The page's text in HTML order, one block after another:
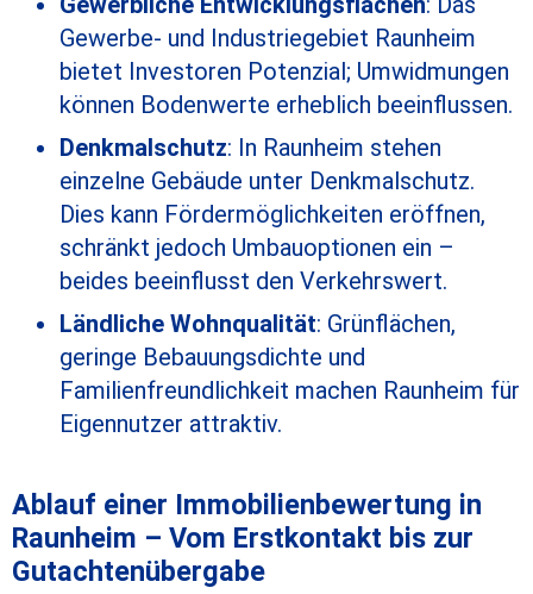
Gewerbe- und Industriegebiet Raunheim
bietet Investoren Potenzial; Umwidmungen
können Bodenwerte erheblich beeinflussen.
Denkmalschutz: In Raunheim stehen
einzelne Gebäude unter Denkmalschutz.
Dies kann Fördermöglichkeiten eröffnen,
schränkt jedoch Umbauoptionen ein –
beides beeinflusst den Verkehrswert.
Ländliche Wohnqualität: Grünflächen,
geringe Bebauungsdichte und
Familienfreundlichkeit machen Raunheim für
Eigennutzer attraktiv.
Ablauf einer Immobilienbewertung in
Raunheim – Vom Erstkontakt bis zur
Gutachtenübergabe